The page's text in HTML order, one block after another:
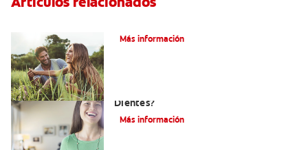
Más información
Dientes?
Más información